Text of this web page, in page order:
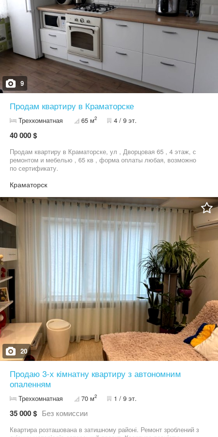
9
Продам квартиру в Краматорске
Трехкомнатная 65 м2 4 / 9 эт.
40 000 $
Продам квартиру в Краматорске, ул , Дворцовая 65 , 4 этаж, с
ремонтом и мебелью , 65 кв , форма оплаты любая, возможно
по сертификату.
Краматорск
20
Продаю 3-х кімнатну квартиру з автономним
опаленням
Трехкомнатная 70 м2 1 / 9 эт.
35 000 $ Без комиссии
Квартира розташована в затишному районі. Ремонт зроблений з